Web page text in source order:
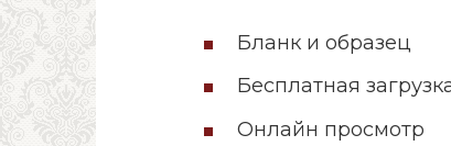
Бланк и образец
Бесплатная
Онлайн просмотр